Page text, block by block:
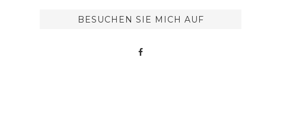
BESUCHEN SIE MICH AUF